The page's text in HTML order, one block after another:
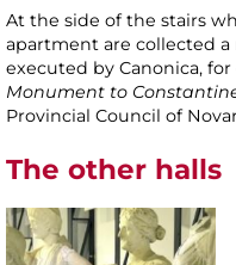
At the side of the stairs
apartment are collected
executed by Canonica,
Monument to
Provincial Council of
The other halls